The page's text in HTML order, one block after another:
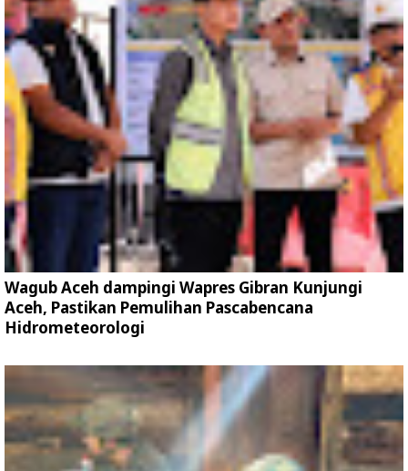
Wagub Aceh dampingi Wapres Gibran Kunjungi
Aceh, Pastikan Pemulihan Pascabencana
Hidrometeorologi